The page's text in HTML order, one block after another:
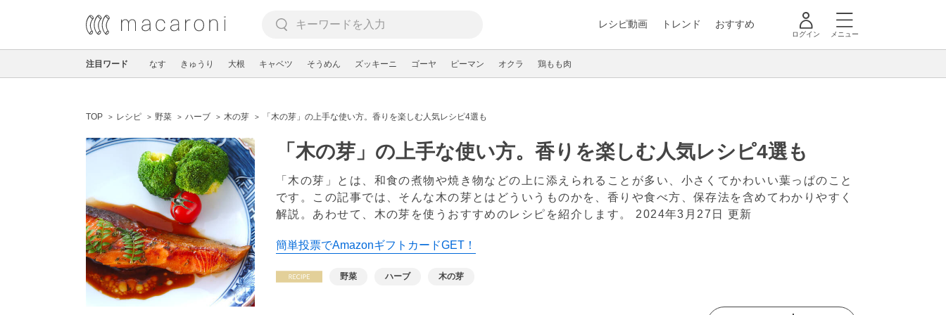
レシピ動画 トレンド おすすめ
ログイン メニュー
注目ワード なす きゅうり 大根 キャベツ そうめん ズッキーニ ゴーヤ ピーマン オクラ 鶏もも肉
TOP レシピ 野菜 ハーブ 木の芽 「木の芽」の上手な使い方。香りを楽しむ人気レシピ4選も
「木の芽」の上手な使い方。香りを楽しむ人気レシピ4選も
「木の芽」とは、和食の煮物や焼き物などの上に添えられることが多い、小さくてかわいい葉っぱのこと
です。この記事では、そんな木の芽とはどういうものかを、香りや食べ方、保存法を含めてわかりやすく
解説。あわせて、木の芽を使うおすすめのレシピを紹介します。 2024年3月27日 更新
簡単投票でAmazonギフトカードGET！
野菜 ハーブ 木の芽